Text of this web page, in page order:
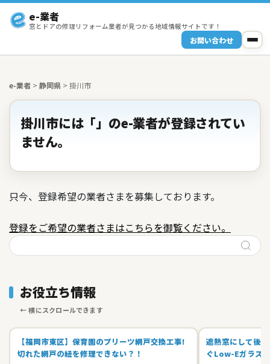
e-業者
窓とドアの修理リフォーム業者が見つかる地域情報サイトです！
お問い合わせ
e-業者 > 静岡県 > 掛川市
掛川市には「」のe-業者が登録されてい
ません。
只今、登録希望の業者さまを募集しております。
登録をご希望の業者さまはこちらを御覧ください。
お役立ち情報
【福岡市東区】保育園のプリーツ網戸交換工事!
切れた網戸の紐を修理できない？！
遮熱窓にして後
ぐLow-Eガラス